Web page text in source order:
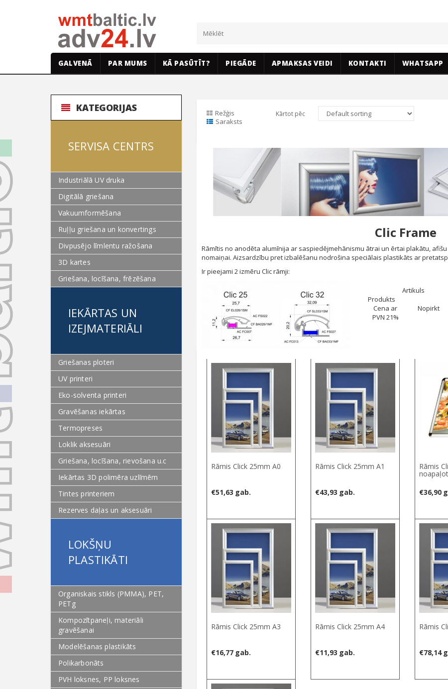
GALVENĀ PAR MUMS KĀ PASŪTĪT? PIEGĀDE APMAKSAS VEIDI KONTAKTI WHATSAPP
KATEGORIJAS
SERVISA CENTRS
Industriālā UV druka
Digitālā griešana
Vakuumformēšana
Ruļļu griešana un konvertings
Divpusējo līmlentu ražošana
3D kartes
Griešana, locīšana, frēzēšana
IEKĀRTAS UN
IZEJMATERIĀLI
Griešanas ploteri
UV printeri
Eko-solventa printeri
Gravēšanas iekārtas
Termopreses
Loklik aksesuāri
Griešana, locīšana, rievošana u.c
Iekārtas 3D polimēra uzlīmēm
Tintes printeriem
Rezerves daļas un aksesuāri
LOKŠŅU
PLASTIKĀTI
Organiskais stikls (PMMA), PET,
PETg
Kompozītpaneļi, materiāli
gravēšanai
Modelēšanas plastikāts
Polikarbonāts
PVH loksnes, PP loksnes
Režģis
Saraksts
Kārtot pēc
Clic Frame
Rāmītis no anodēta alumīnija ar saspiedējmehānismu ātrai un ērtai plakātu,
nomaiņai. Aizsardzību pret izbalēšanu nodrošina speciālais plastikāts ar
Ir pieejami 2 izmēru Clic rāmji:
Artikuls
Produkts
Cena ar
PVN 21%
Nopirkt
Rāmis Click 25mm A0
€51,63 gab.
Rāmis Click 25mm A1
€43,93 gab.
Rāmis
€36,90
Rāmis Click 25mm A3
€16,77 gab.
Rāmis Click 25mm A4
€11,93 gab.
Rāmis
€78,14